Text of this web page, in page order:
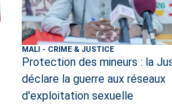
MALI- CRIME & JUSTICE
Protection des mineurs : la
déclare la guerre aux réseaux
d'exploitation sexuelle